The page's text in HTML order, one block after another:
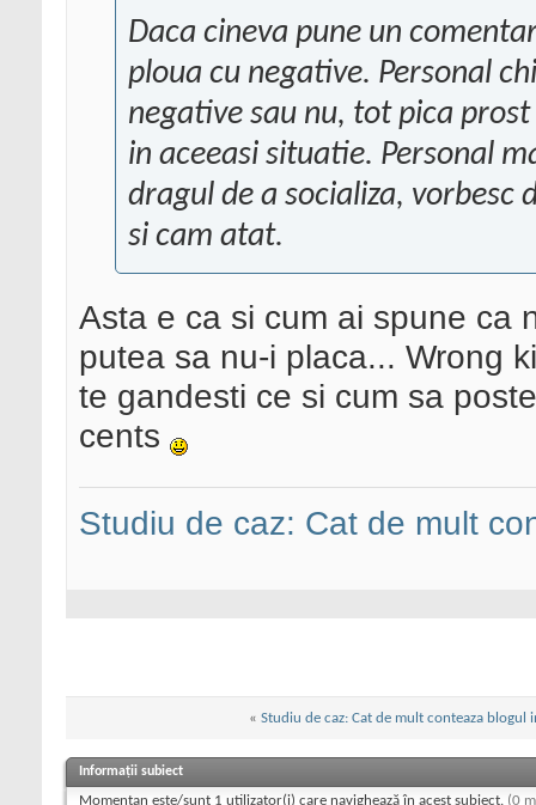
Daca cineva pune un
ploua cu negative. Personal
negative sau nu, tot pica
in aceeasi situatie. Personal
dragul de a socializa, vorbesc
si cam atat.
Asta e ca si cum ai spune ca
putea sa nu-i placa... Wrong
te gandesti ce si cum sa
cents
Studiu de caz: Cat de mult
« Studiu de caz: Cat de mult conteaza blogul
Informații subiect
Momentan este/sunt 1 utilizator(i) care navighează în acest subiect. (0